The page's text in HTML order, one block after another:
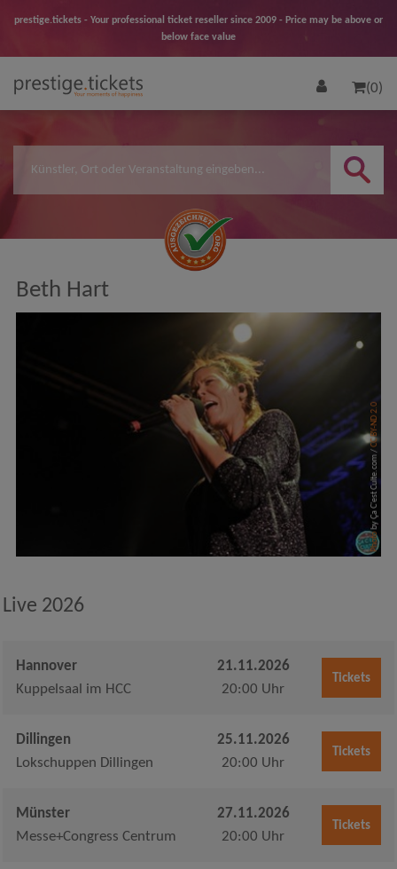
prestige.tickets - Your professional ticket reseller since 2009 - Price may be above or
below face value
(0)
Beth Hart
Photo
by Ça C'est Culte.com /
CC BY-ND 2.0
Live 2026
Hannover
Kuppelsaal im HCC
21.11.2026
20:00 Uhr
Tickets
Dillingen
Lokschuppen Dillingen
25.11.2026
20:00 Uhr
Tickets
Münster
Messe+Congress Centrum
27.11.2026
20:00 Uhr
Tickets